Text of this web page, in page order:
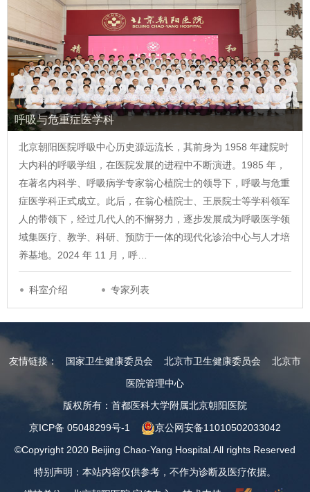
呼吸与危重症医学科
北京朝阳医院呼吸中心历史源远流长，其前身为 1958 年建院时
大内科的呼吸学组，在医院发展的进程中不断演进。1985 年，
在著名内科学、呼吸病学专家翁心植院士的领导下，呼吸与危重
症医学科正式成立。此后，在翁心植院士、王辰院士等学科领军
人的带领下，经过几代人的不懈努力，逐步发展成为呼吸医学领
域集医疗、教学、科研、预防于一体的现代化诊治中心与人才培
养基地。2024 年 11 月，呼…
科室介绍 专家列表
友情链接： 国家卫生健康委员会 北京市卫生健康委员会
北京市
医院管理中心
版权所有：首都医科大学附属北京朝阳医院
京ICP备 05048299号-1
京公网安备11010502033042
©Copyright 2020 Beijing Chao-Yang Hospital.All rights Reserved
特别声明：本站内容仅供参考，不作为诊断及医疗依据。